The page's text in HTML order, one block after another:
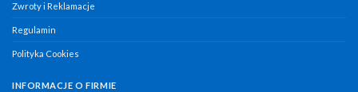
Zwroty i Reklamacje
Regulamin
Polityka Cookies
INFORMACJE O FIRMIE